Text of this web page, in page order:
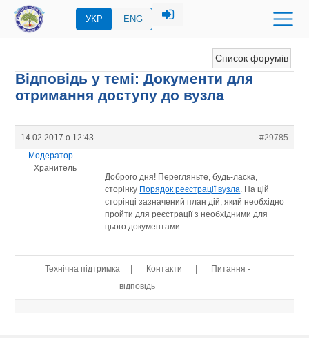
УКР ENG
Список форумів
Відповідь у темі: Документи для
отримання доступу до вузла
14.02.2017 о 12:43
#29785
Модератор
Хранитель
Доброго дня! Перегляньте, будь-ласка,
сторінку Порядок реєстрації вузла . На цій
сторінці зазначений план дій, який необхідно
пройти для реєстрації з необхідними для
цього документами.
Технічна підтримка | Контакти |
Питання -
відповідь